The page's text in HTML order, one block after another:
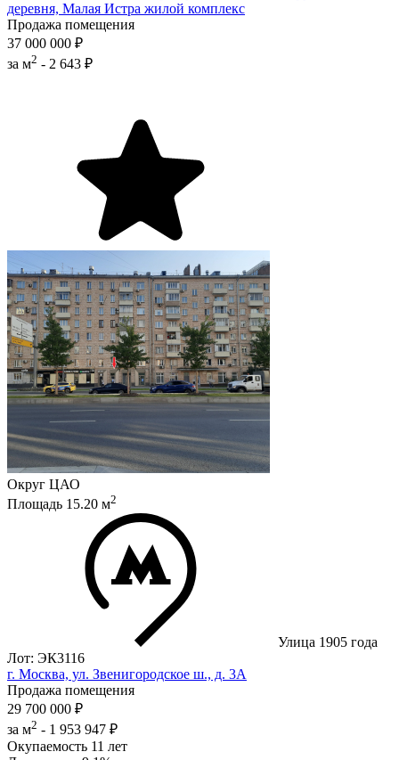
деревня, Малая Истра жилой комплекс
Продажа помещения
37 000 000 ₽
за м2 - 2 643 ₽
Округ ЦАО
Площадь 15.20 м2
Улица 1905 года
Лот: ЭК3116
г. Москва, ул. Звенигородское ш., д. 3А
Продажа помещения
29 700 000 ₽
за м2 - 1 953 947 ₽
Окупаемость 11 лет